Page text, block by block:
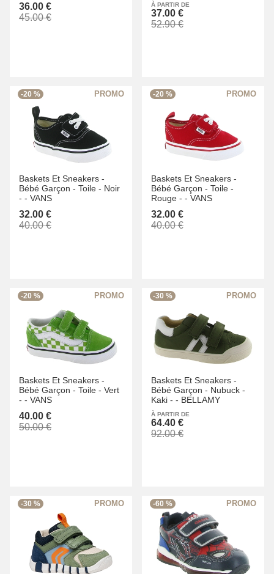
36.00 €
45.00 €
À PARTIR DE
37.00 €
52.90 €
-20 %
Baskets Et Sneakers -
Bébé Garçon - Toile - Noir
- - VANS
32.00 €
40.00 €
-20 %
Baskets Et Sneakers -
Bébé Garçon - Toile -
Rouge - - VANS
32.00 €
40.00 €
-20 %
Baskets Et Sneakers -
Bébé Garçon - Toile - Vert
- - VANS
40.00 €
50.00 €
-30 %
Baskets Et Sneakers -
Bébé Garçon - Nubuck -
Kaki - - BELLAMY
À PARTIR DE
64.40 €
92.00 €
-30 % -60 %